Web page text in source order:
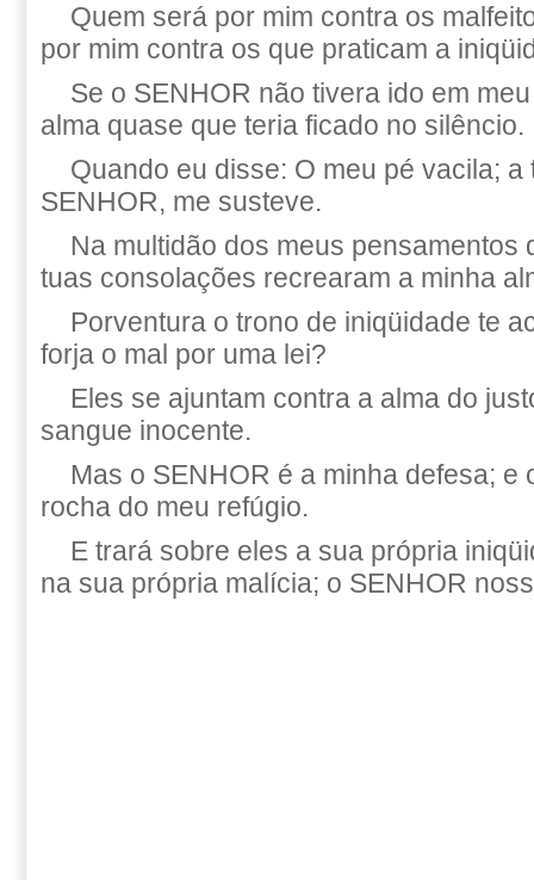
Quem será por mim contra os
por mim contra os que praticam a
Se o SENHOR não tivera ido em
alma quase que teria ficado no silêncio.
Quando eu disse: O meu pé vacila; a
SENHOR, me susteve.
Na multidão dos meus pensamentos
tuas consolações recrearam a minha
Porventura o trono de iniqüidade te
forja o mal por uma lei?
Eles se ajuntam contra a alma do
sangue inocente.
Mas o SENHOR é a minha defesa; e
rocha do meu refúgio.
E trará sobre eles a sua própria
na sua própria malícia; o SENHOR